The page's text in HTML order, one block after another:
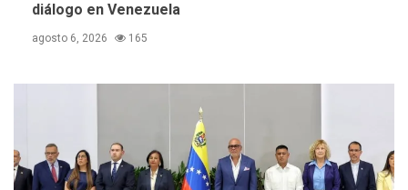
diálogo en Venezuela
agosto 6, 2026 165